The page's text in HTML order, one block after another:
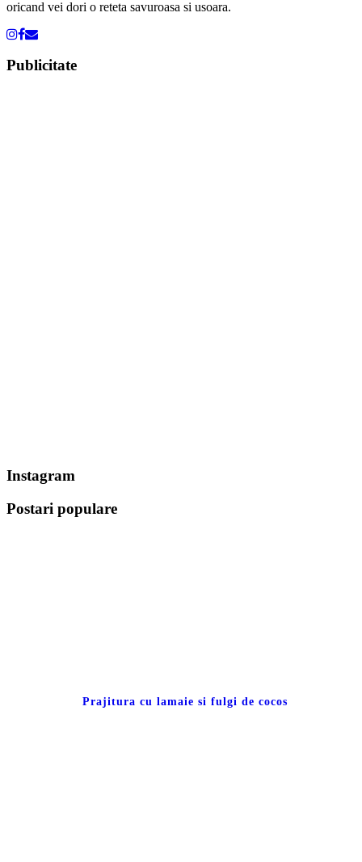
oricand vei dori o reteta savuroasa si usoara.
Publicitate
Instagram
Postari populare
Prajitura cu lamaie si fulgi de cocos